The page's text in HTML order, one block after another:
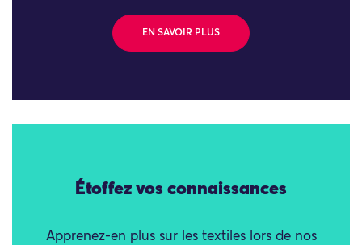
EN SAVOIR PLUS
Étoffez vos connaissances
Apprenez-en plus sur les textiles lors de nos